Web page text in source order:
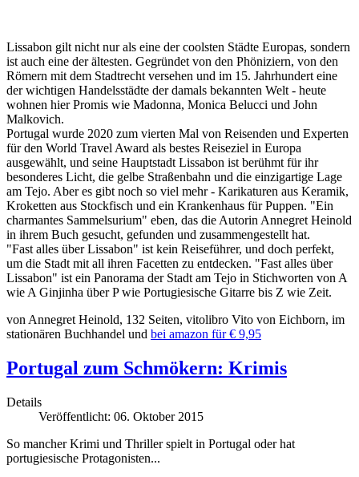
Lissabon gilt nicht nur als eine der coolsten Städte Europas, sondern
ist auch eine der ältesten. Gegründet von den Phöniziern, von den
Römern mit dem Stadtrecht versehen und im 15. Jahrhundert eine
der wichtigen Handelsstädte der damals bekannten Welt - heute
wohnen hier Promis wie Madonna, Monica Belucci und John
Malkovich.
Portugal wurde 2020 zum vierten Mal von Reisenden und Experten
für den World Travel Award als bestes Reiseziel in Europa
ausgewählt, und seine Hauptstadt Lissabon ist berühmt für ihr
besonderes Licht, die gelbe Straßenbahn und die einzigartige Lage
am Tejo. Aber es gibt noch so viel mehr - Karikaturen aus Keramik,
Kroketten aus Stockfisch und ein Krankenhaus für Puppen. "Ein
charmantes Sammelsurium" eben, das die Autorin Annegret Heinold
in ihrem Buch gesucht, gefunden und zusammengestellt hat.
"Fast alles über Lissabon" ist kein Reiseführer, und doch perfekt,
um die Stadt mit all ihren Facetten zu entdecken. "Fast alles über
Lissabon" ist ein Panorama der Stadt am Tejo in Stichworten von A
wie A Ginjinha über P wie Portugiesische Gitarre bis Z wie Zeit.
von Annegret Heinold, 132 Seiten, vitolibro Vito von Eichborn, im
stationären Buchhandel und bei amazon für € 9,95
Portugal zum Schmökern: Krimis
Details
Veröffentlicht: 06. Oktober 2015
So mancher Krimi und Thriller spielt in Portugal oder hat
portugiesische Protagonisten...